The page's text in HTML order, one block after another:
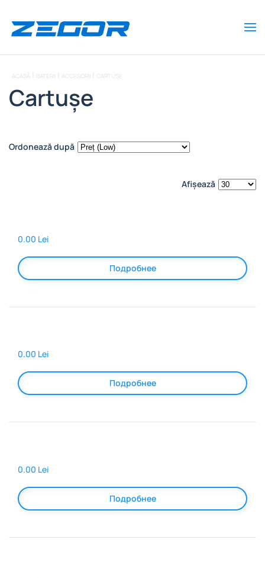
Skip to main content
ACASĂ BATERII ACCESORII CARTUȘE
Cartușe
Ordonează după
Afișează
0.00 Lei
Подробнее
0.00 Lei
Подробнее
0.00 Lei
Подробнее